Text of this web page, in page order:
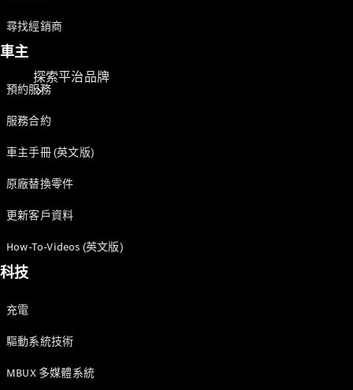
探索平治品牌
Mercedes-
駕駛時駕駛員周圍環境的側視圖：我們看到駕駛員
戴著合適的頭盔，側邊標示起跑號碼 10，駕駛艙前方裝
設
透明導流板，以及車廂上方的 HALO 系統的堅固鋼管
。岩壁的紋理從旁
邊飛掠而過。
00:38 至 00:40
同時清楚呈現車身漆面的漸變色效果
後方。
00:41 至 00:42
正對著特別低的車頭
，上面有明亮的「AMG」字樣。
攝像頭最初保持相同的視角，但稍微拉遠
PureSpeed 超越了攝像頭。
鏡頭角度再次向後，從駕駛座側的後
尋找經銷商
車主
預約服務
服務合約
車主手冊 (英文版)
原廠替換零件
更新客戶資料
How-To-Videos (英文版)
科技
充電
驅動系統技術
MBUX 多媒體系統